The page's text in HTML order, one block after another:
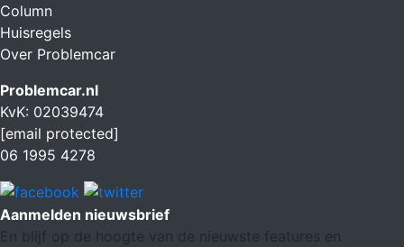
Column
Huisregels
Over Problemcar
Problemcar.nl
KvK: 02039474
[email protected]
06 1995 4278
Aanmelden nieuwsbrief
En blijf op de hoogte van de nieuwste features en